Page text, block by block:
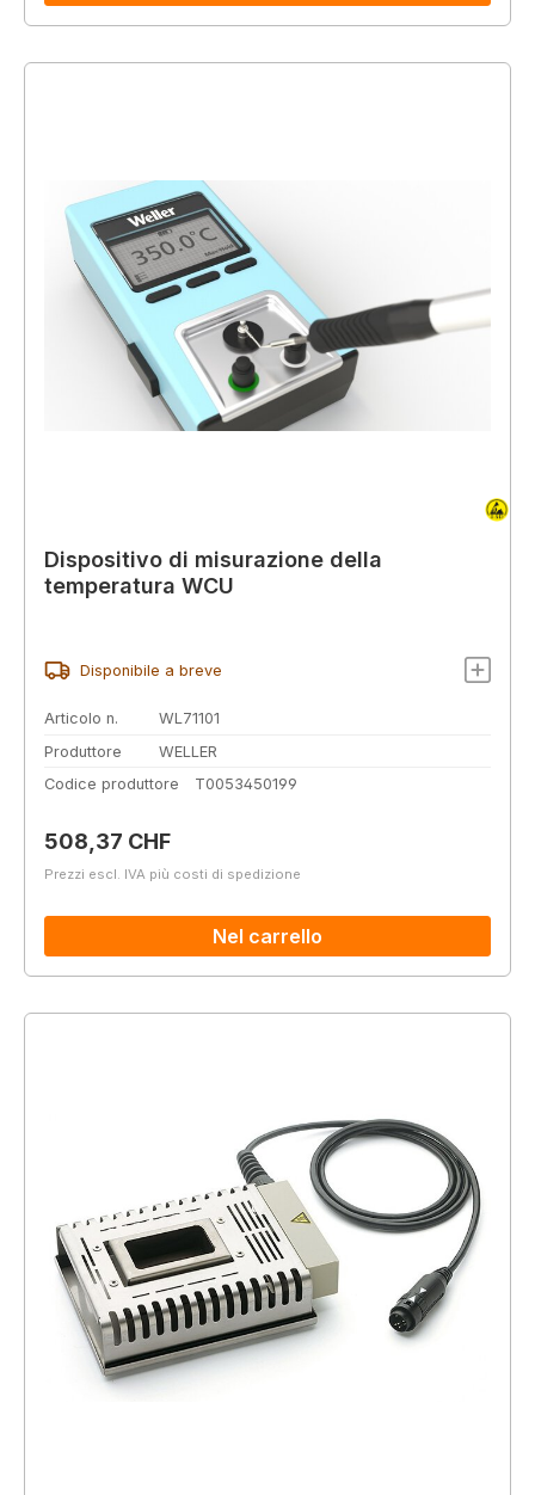
Dispositivo di misurazione della
temperatura WCU
Disponibile a breve
Articolo n.
WL71101
Produttore
WELLER
Codice produttore
T0053450199
Prezzo normale:
508,37 CHF
Prezzi escl. IVA più costi di spedizione
Nel carrello